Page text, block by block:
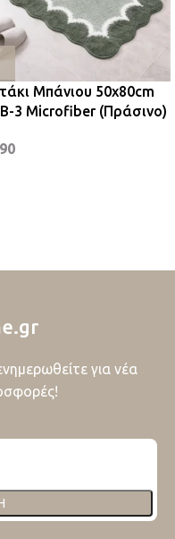
Μπάνιου 50x80cm
3 Microfiber (Πράσινο)
για νέα